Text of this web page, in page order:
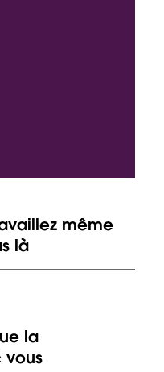
même
là
la
vous